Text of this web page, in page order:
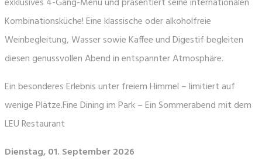
Kombinationsküche! Eine klassische oder alkoholfreie
Weinbegleitung, Wasser sowie Kaffee und Digestif begleiten
diesen genussvollen Abend in entspannter Atmosphäre.
Ein besonderes Erlebnis unter freiem Himmel – limitiert auf
wenige Plätze.Fine Dining im Park – Ein Sommerabend mit dem
LEU Restaurant
Dienstag, 01. September 2026